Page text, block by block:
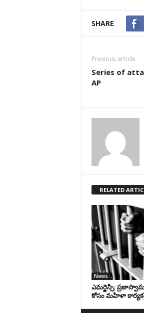
SHARE
Previous article
Series of
AP
RELATED
News
ఎమర్జెన్సీ:
కోసం మహిళా